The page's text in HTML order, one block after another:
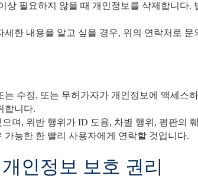
상 필요하지 않을 때 개인정보를 삭제합니다
세한 내용을 알고 싶을 경우, 위의 연락처로 문
는 수정, 또는 무허가자가 개인정보에 액세스
합니다.
으며, 위반 행위가 ID 도용, 차별 행위, 평판의
가능한 한 빨리 사용자에게 연락할 것입니다.
인정보 보호 권리